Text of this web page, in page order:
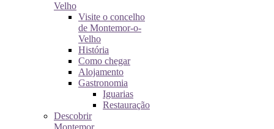
Velho
Visite o concelho
de Montemor-o-
Velho
História
Como chegar
Alojamento
Gastronomia
Iguarias
Restauração
Descobrir
Montemor